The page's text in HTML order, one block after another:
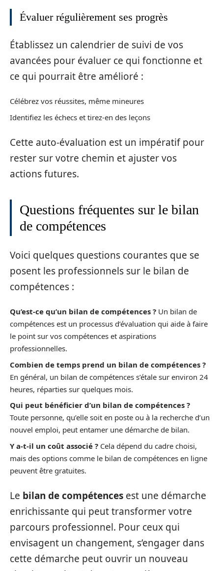
Évaluer régulièrement ses progrès
Établissez un calendrier de suivi de vos
avancées pour évaluer ce qui fonctionne et
ce qui pourrait être amélioré :
Célébrez vos réussites, même mineures
Identifiez les échecs et tirez-en des leçons
Cette auto-évaluation est un impératif pour
rester sur votre chemin et ajuster vos
actions futures.
Questions fréquentes sur le bilan
de compétences
Voici quelques questions courantes que se
posent les professionnels sur le bilan de
compétences :
Qu’est-ce qu’un bilan de compétences ? Un bilan de
compétences est un processus d’évaluation qui aide à faire
le point sur vos compétences et aspirations
professionnelles.
Combien de temps prend un bilan de compétences ?
En général, un bilan de compétences s’étale sur environ 24
heures, réparties sur quelques mois.
Qui peut bénéficier d’un bilan de compétences ?
Toute personne, qu’elle soit en poste ou à la recherche d’un
nouvel emploi, peut entamer une démarche de bilan.
Y a-t-il un coût associé ? Cela dépend du cadre choisi,
mais des options comme le bilan de compétences en ligne
peuvent être gratuites.
Le bilan de compétences est une démarche
enrichissante qui peut transformer votre
parcours professionnel. Pour ceux qui
envisagent un changement, s’engager dans
cette démarche peut ouvrir un nouveau